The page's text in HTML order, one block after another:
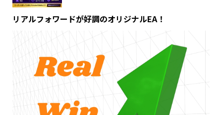
リアルフォワードが好調のオリジナルEA！